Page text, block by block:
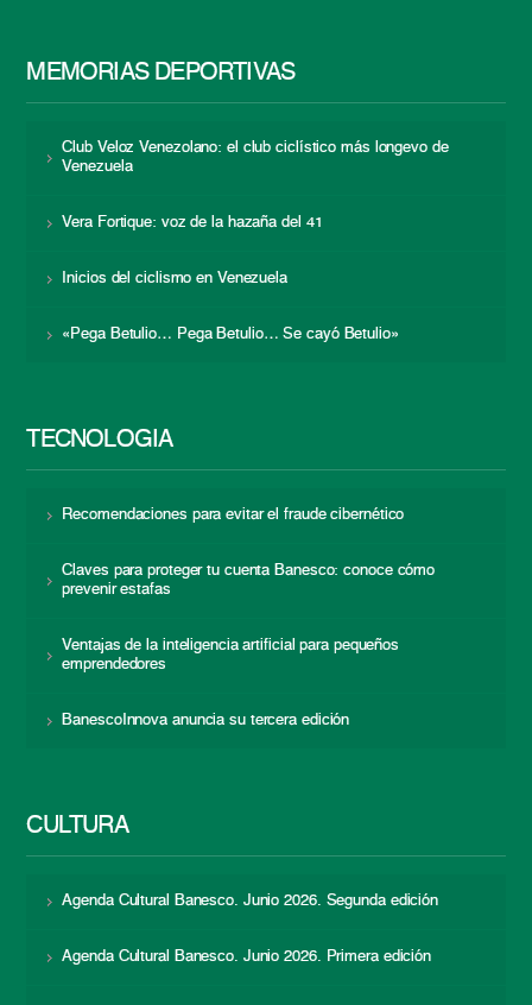
MEMORIAS DEPORTIVAS
Club Veloz Venezolano: el club ciclístico más longevo de
Venezuela
Vera Fortique: voz de la hazaña del 41
Inicios del ciclismo en Venezuela
«Pega Betulio… Pega Betulio… Se cayó Betulio»
TECNOLOGÍA
Recomendaciones para evitar el fraude cibernético
Claves para proteger tu cuenta Banesco: conoce cómo
prevenir estafas
Ventajas de la inteligencia artificial para pequeños
emprendedores
BanescoInnova anuncia su tercera edición
CULTURA
Agenda Cultural Banesco. Junio 2026. Segunda edición
Agenda Cultural Banesco. Junio 2026. Primera edición